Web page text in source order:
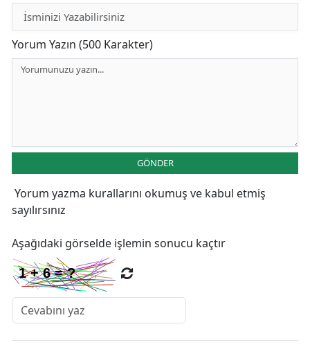
Yorum Yazın (500 Karakter)
GÖNDER
Yorum yazma kurallarını okumuş ve kabul etmiş
sayılırsınız
Aşağıdaki görselde işlemin sonucu kaçtır